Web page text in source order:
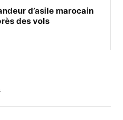
d’asile marocain
des vols